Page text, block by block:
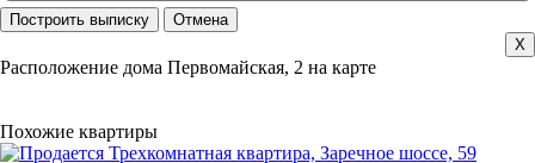
X
Расположение дома Первомайская, 2 на карте
Похожие квартиры